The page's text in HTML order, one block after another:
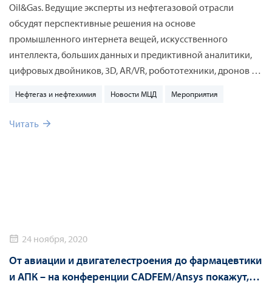
Oil&Gas. Ведущие эксперты из нефтегазовой отрасли
обсудят перспективные решения на основе
промышленного интернета вещей, искусственного
интеллекта, больших данных и предиктивной аналитики,
цифровых двойников, 3D, AR/VR, робототехники, дронов и
Нефтегаз и нефтехимия Новости МЦД Мероприятия
Читать
24 ноября, 2020
От авиации и двигателестроения до фармацевтики
и АПК – на конференции CADFEM/Ansys покажут,